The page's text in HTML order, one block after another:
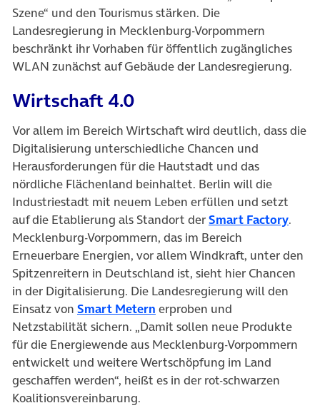
Szene“ und den Tourismus stärken. Die
Landesregierung in Mecklenburg-Vorpommern
beschränkt ihr Vorhaben für öffentlich zugängliches
WLAN zunächst auf Gebäude der Landesregierung.
Wirtschaft 4.0
Vor allem im Bereich Wirtschaft wird deutlich, dass die
Digitalisierung unterschiedliche Chancen und
Herausforderungen für die Hautstadt und das
nördliche Flächenland beinhaltet. Berlin will die
Industriestadt mit neuem Leben erfüllen und setzt
auf die Etablierung als Standort derSmart Factory.
Mecklenburg-Vorpommern, das im Bereich
Erneuerbare Energien, vor allem Windkraft, unter den
Spitzenreitern in Deutschland ist, sieht hier Chancen
in der Digitalisierung. Die Landesregierung will den
Einsatz von Smart Metern (öffnet in neuem Tab)
erproben und
Netzstabilität sichern. „Damit sollen neue Produkte
für die Energiewende aus Mecklenburg-Vorpommern
entwickelt und weitere Wertschöpfung im Land
geschaffen werden“, heißt es in der rot-schwarzen
Koalitionsvereinbarung.